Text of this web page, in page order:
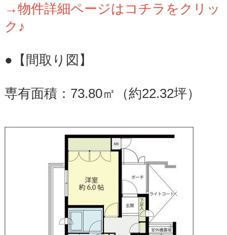
→物件詳細ページはコチラをクリッ
ク♪
●【間取り図】
専有面積：73.80㎡（約22.32坪）